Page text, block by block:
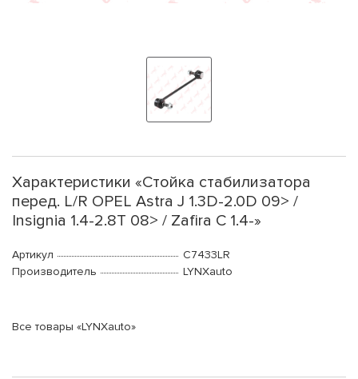
Характеристики «Стойка стабилизатора
перед. L/R OPEL Astra J 1.3D-2.0D 09> /
Insignia 1.4-2.8T 08> / Zafira C 1.4-»
Артикул
C7433LR
Производитель
LYNXauto
Все товары «LYNXauto»